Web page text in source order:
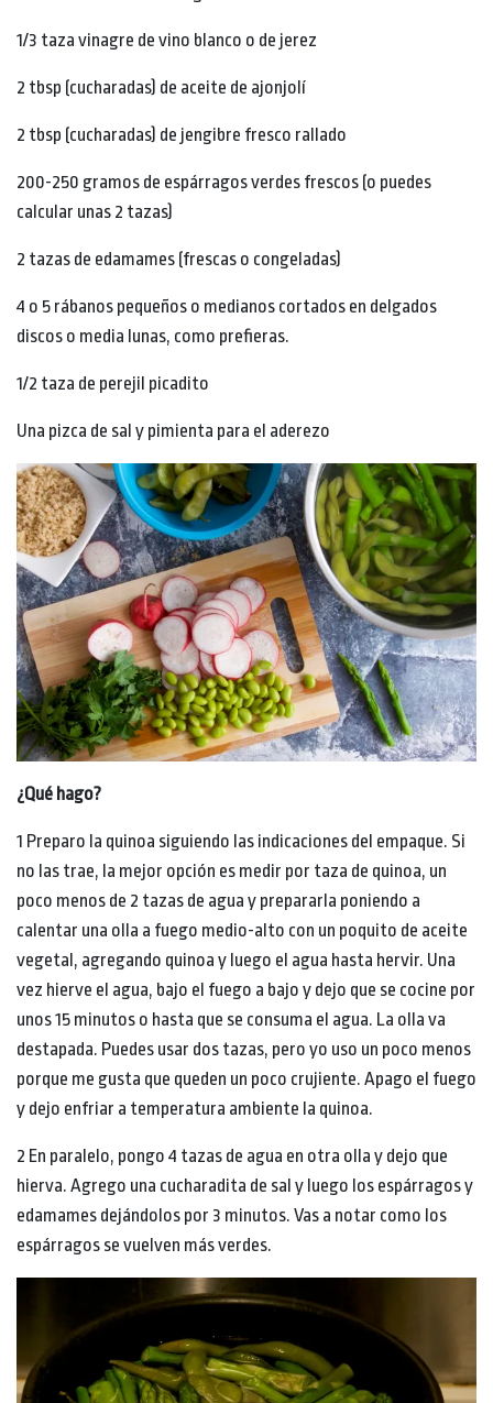
1/3 taza vinagre de vino blanco o de jerez
2 tbsp (cucharadas) de aceite de ajonjolí
2 tbsp (cucharadas) de jengibre fresco rallado
200-250 gramos de espárragos verdes frescos (o puedes
calcular unas 2 tazas)
2 tazas de edamames (frescas o congeladas)
4 o 5 rábanos pequeños o medianos cortados en delgados
discos o media lunas, como prefieras.
1/2 taza de perejil picadito
Una pizca de sal y pimienta para el aderezo
¿Qué hago?
1 Preparo la quinoa siguiendo las indicaciones del empaque. Si
no las trae, la mejor opción es medir por taza de quinoa, un
poco menos de 2 tazas de agua y prepararla poniendo a
calentar una olla a fuego medio-alto con un poquito de aceite
vegetal, agregando quinoa y luego el agua hasta hervir. Una
vez hierve el agua, bajo el fuego a bajo y dejo que se cocine por
unos 15 minutos o hasta que se consuma el agua. La olla va
destapada. Puedes usar dos tazas, pero yo uso un poco menos
porque me gusta que queden un poco crujiente. Apago el fuego
y dejo enfriar a temperatura ambiente la quinoa.
2 En paralelo, pongo 4 tazas de agua en otra olla y dejo que
hierva. Agrego una cucharadita de sal y luego los espárragos y
edamames dejándolos por 3 minutos. Vas a notar como los
espárragos se vuelven más verdes.